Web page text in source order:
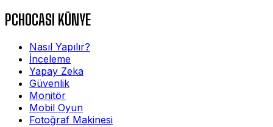
PCHOCASI KÜNYE
Nasıl Yapılır?
İnceleme
Yapay Zeka
Güvenlik
Monitör
Mobil Oyun
Fotoğraf Makinesi